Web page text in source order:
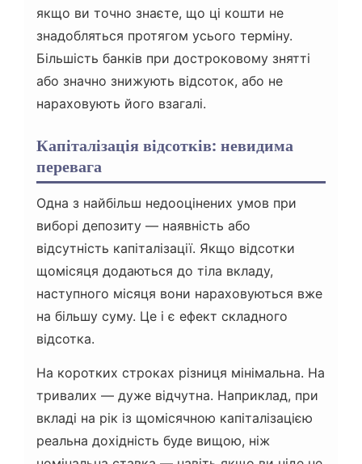
якщо ви точно знаєте, що ці кошти не
знадобляться протягом усього терміну.
Більшість банків при достроковому знятті
або значно знижують відсоток, або не
нараховують його взагалі.
Капіталізація відсотків: невидима
перевага
Одна з найбільш недооцінених умов при
виборі депозиту — наявність або
відсутність капіталізації. Якщо відсотки
щомісяця додаються до тіла вкладу,
наступного місяця вони нараховуються вже
на більшу суму. Це і є ефект складного
відсотка.
На коротких строках різниця мінімальна. На
тривалих — дуже відчутна. Наприклад, при
вкладі на рік із щомісячною капіталізацією
реальна дохідність буде вищою, ніж